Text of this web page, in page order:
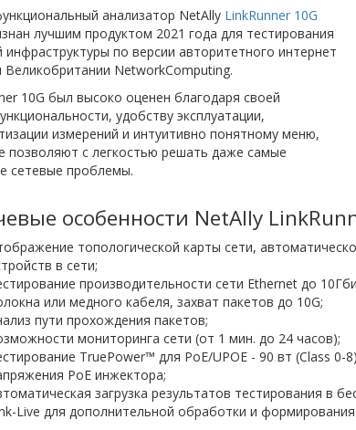
анализатор NetAlly LinkRunner 10G
лучшим продуктом 2021 года для тестирования
инфраструктуры по версии авторитетного интернет
Великобритании NetworkComputing.
10G был высоко оценен благодаря своей
удобству эксплуатации,
измерений и интуитивно понятному меню,
позволяют с легкостью решать даже самые
сетевые проблемы.
особенности NetAlly
топологической карты сети,
в сети;
производительности сети Ethernet до
или медного кабеля, захват пакетов до 10G;
пути прохождения пакетов;
мониторинга сети (от 1 мин. до 24 часов);
TruePower™ для PoE/UPOE - 90 вт (Class 0-
PoE инжектора;
загрузка результатов тестирования в
Live для дополнительной обработки и